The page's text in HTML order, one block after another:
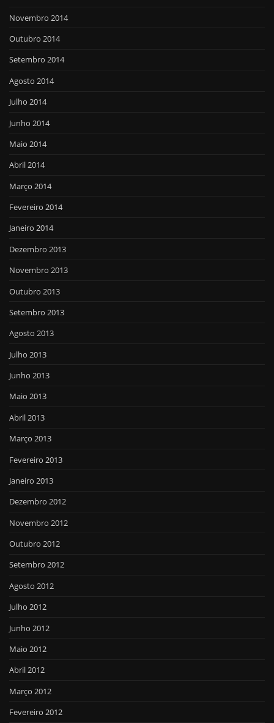
Novembro 2014
Outubro 2014
Setembro 2014
Agosto 2014
Julho 2014
Junho 2014
Maio 2014
Abril 2014
Março 2014
Fevereiro 2014
Janeiro 2014
Dezembro 2013
Novembro 2013
Outubro 2013
Setembro 2013
Agosto 2013
Julho 2013
Junho 2013
Maio 2013
Abril 2013
Março 2013
Fevereiro 2013
Janeiro 2013
Dezembro 2012
Novembro 2012
Outubro 2012
Setembro 2012
Agosto 2012
Julho 2012
Junho 2012
Maio 2012
Abril 2012
Março 2012
Fevereiro 2012